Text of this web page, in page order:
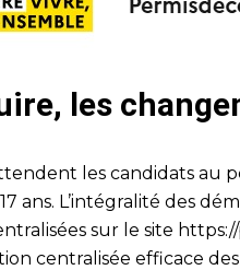
les
les candidats au
ans. L’intégralité des
sur le site
centralisée efficace